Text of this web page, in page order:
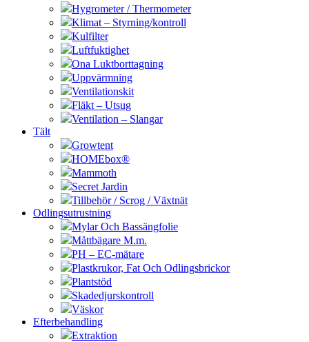
Hygrometer / Thermometer
Klimat – Styrning/kontroll
Kulfilter
Luftfuktighet
Ona Luktborttagning
Uppvärmning
Ventilationskit
Fläkt – Utsug
Ventilation – Slangar
Tält
Growtent
HOMEbox®
Mammoth
Secret Jardin
Tillbehör / Scrog / Växtnät
Odlingsutrustning
Mylar Och Bassängfolie
Måttbägare M.m.
PH – EC-mätare
Plastkrukor, Fat Och Odlingsbrickor
Plantstöd
Skadedjurskontroll
Väskor
Efterbehandling
Extraktion